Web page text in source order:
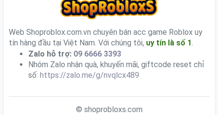
Web Shoproblox.com.vn chuyên bán acc game Roblox uy
tín hàng đầu tại Việt Nam. Với chúng tôi, uy tín là số 1.
Zalo hỗ trợ: 09 6666 3393
Nhóm Zalo nhận quà, khuyến mãi, giftcode reset chỉ
số: https://zalo.me/g/nvqlcx489
© shoprobloxs.com